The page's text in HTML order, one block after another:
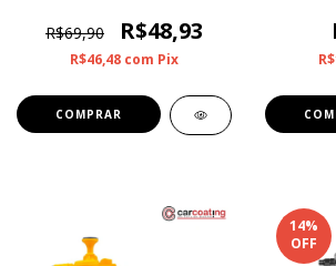
R$69,90
R$48,93
R$46,48 com Pix
14%
OFF